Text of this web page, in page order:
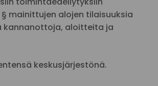
mainittujen alojen tilaisuuksia
kannanottoja, aloitteita ja
keskusjärjestönä.